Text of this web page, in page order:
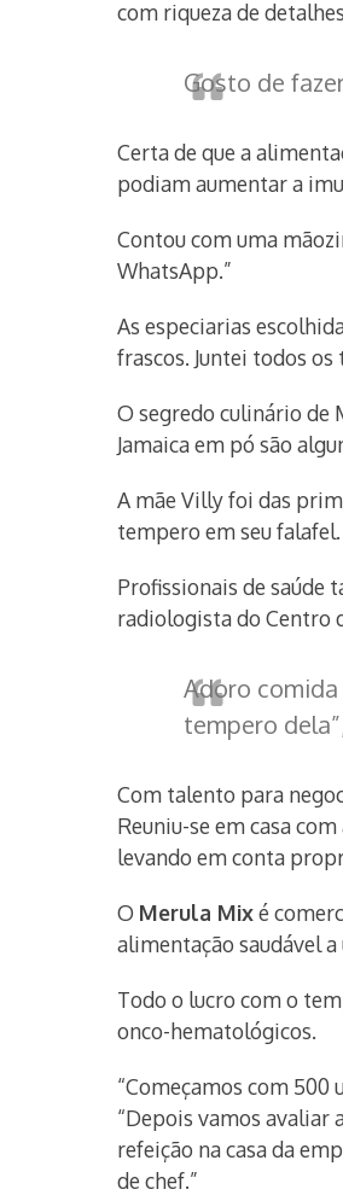
com riqueza de
Gosto de
Certa de que a
podiam aumentar a
Contou com uma
WhatsApp.”
As especiarias
frascos. Juntei todos
O segredo culinário de
Jamaica em pó são
A mãe Villy foi das
tempero em seu falafel.
Profissionais de saúde
radiologista do Centro
Adoro
tempero
Com talento para
Reuniu-se em casa
levando em conta
O Merula Mixé
alimentação saudável a
Todo o lucro com o
onco-hematológicos.
“Começamos com 500
“Depois vamos avaliar
refeição na casa da
de chef.”